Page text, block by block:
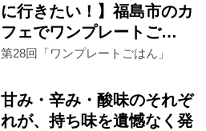
に行きたい！】福島市のカ
フェでワンプレートご…
第28回「ワンプレートごはん」
甘み・辛み・酸味のそれぞ
れが、持ち味を遺憾なく発